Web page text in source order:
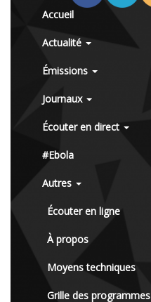
Accueil
Actualité
Émissions
Journaux
Écouter en direct
#Ebola
Autres
Écouter en ligne
À propos
Moyens techniques
Grille des programmes